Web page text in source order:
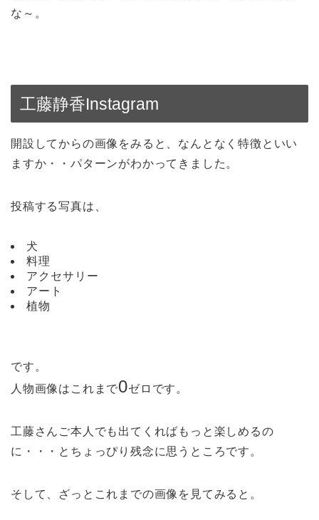
な～。
工藤静香Instagram
開設してからの画像をみると、なんとなく特徴といい
ますか・・パターンがわかってきました。
投稿する写真は、
犬
料理
アクセサリー
アート
植物
です。
人物画像はこれまで0ゼロです。
工藤さんご本人でも出てくればもっと楽しめるの
に・・・とちょっぴり残念に思うところです。
そして、ざっとこれまでの画像を見てみると。